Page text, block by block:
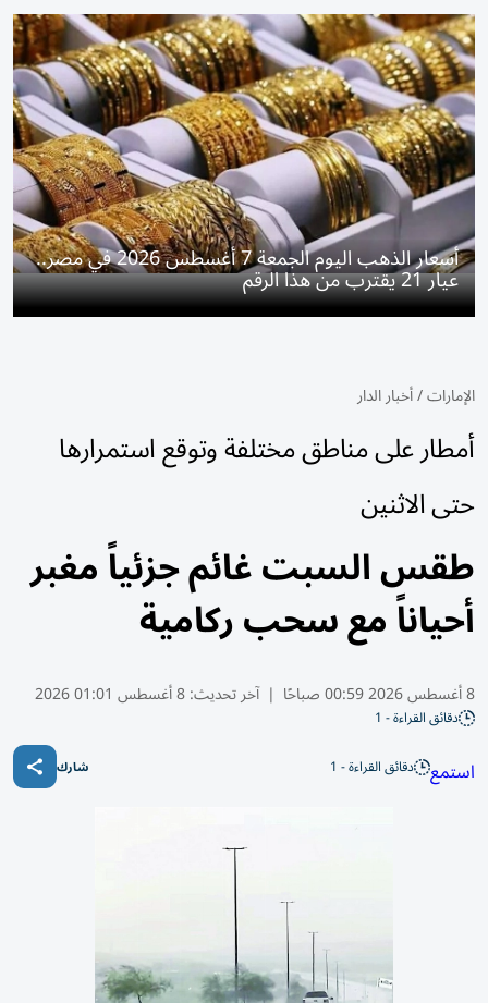
أسعار الذهب اليوم الجمعة 7 أغسطس 2026 في مصر..
عيار 21 يقترب من هذا الرقم
الإمارات/أخبار الدار
أمطار على مناطق مختلفة وتوقع استمرارها
حتى الاثنين
طقس السبت غائم جزئياً مغبر
أحياناً مع سحب ركامية
8 أغسطس 2026 00:59 صباحًا | آخر تحديث:8 أغسطس 01:01 2026
دقائق القراءة - 1
استمع دقائق القراءة - 1 شارك